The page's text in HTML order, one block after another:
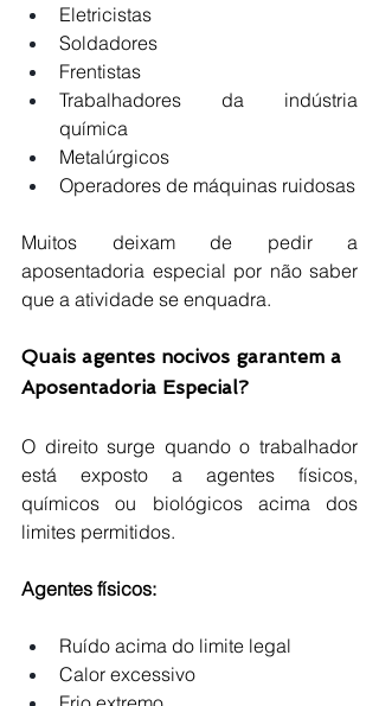
Eletricistas
Soldadores
Frentistas
Trabalhadores da indústria
química
Metalúrgicos
Operadores de máquinas ruidosas
Muitos deixam de pedir a
aposentadoria especial por não saber
que a atividade se enquadra.
Quais agentes nocivos garantem a
Aposentadoria Especial?
O direito surge quando o trabalhador
está exposto a agentes físicos,
químicos ou biológicos acima dos
limites permitidos.
Agentes físicos:
Ruído acima do limite legal
Calor excessivo